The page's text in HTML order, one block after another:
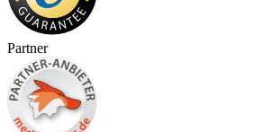
Partner